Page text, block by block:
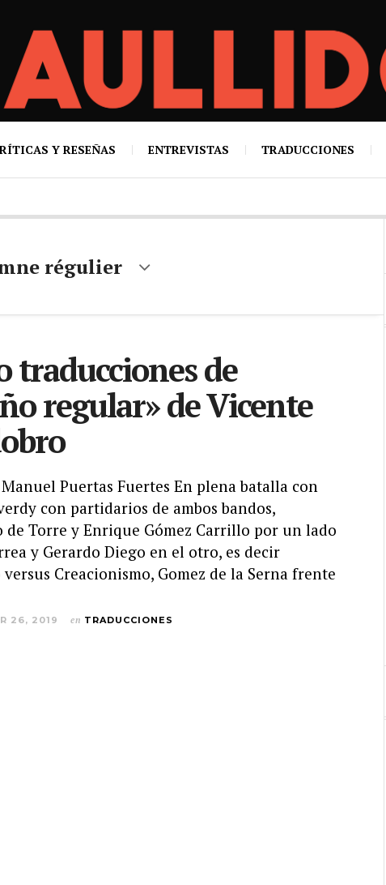
Y RESEÑAS ENTREVISTAS TRADUCCIONES
régulier
traducciones de
regular» de Vicente
Puertas Fuertes En plena batalla con
con partidarios de ambos bandos,
de Torre y Enrique Gómez Carrillo por un lado
y Gerardo Diego en el otro, es decir
Creacionismo, Gomez de la Serna frente
26, 2019 en TRADUCCIONES